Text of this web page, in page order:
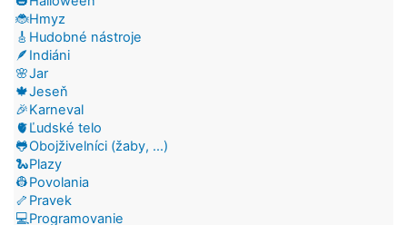
🐞Hmyz
🎸Hudobné nástroje
🪶Indiáni
🌸Jar
🍁Jeseň
🎉Karneval
🫀Ľudské telo
🐸Obojživelníci (žaby, ...)
🐍Plazy
👷Povolania
🦴Pravek
💻Programovanie